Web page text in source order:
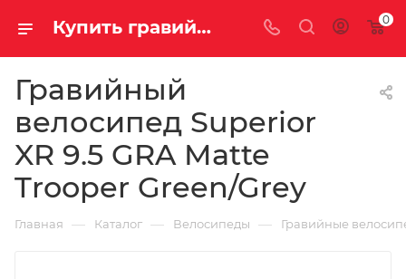
Купить гравийный велосипед Superior XR 9.5 GRA Matte Trooper Green/Grey на за 355600.00000000 руб. в Саратове и Энгельсе в рассрочку или кредит выгодно 0
Гравийный
велосипед Superior
XR 9.5 GRA Matte
Trooper Green/Grey
Главная — Каталог — Велосипеды — Гравийные